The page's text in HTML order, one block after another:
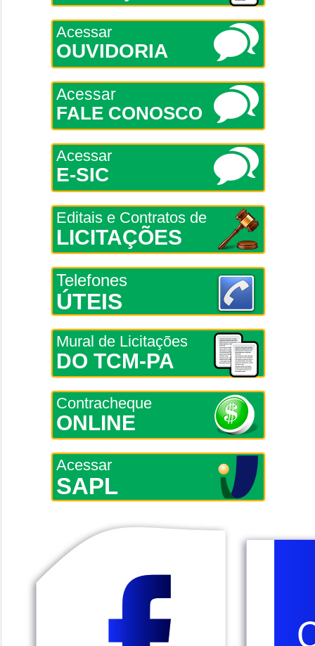
Acessar
OUVIDORIA
Acessar
FALE CONOSCO
Acessar
E-SIC
Editais e Contratos de
LICITAÇÕES
Telefones
ÚTEIS
Mural de Licitações
DO TCM-PA
Contracheque
ONLINE
Acessar
SAPL